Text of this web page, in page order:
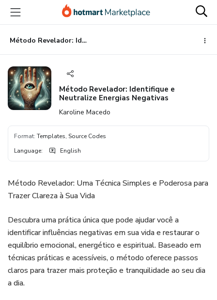
main
content
Método Revelador: Identifique e Neutralize Energias Negativas
Método Revelador: Identifique e
Neutralize Energias Negativas
Karoline Macedo
Format: Templates, Source Codes
Language: English
Método Revelador: Uma Técnica Simples e Poderosa para
Trazer Clareza à Sua Vida
Descubra uma prática única que pode ajudar você a
identificar influências negativas em sua vida e restaurar o
equilíbrio emocional, energético e espiritual. Baseado em
técnicas práticas e acessíveis, o método oferece passos
claros para trazer mais proteção e tranquilidade ao seu dia
a dia.